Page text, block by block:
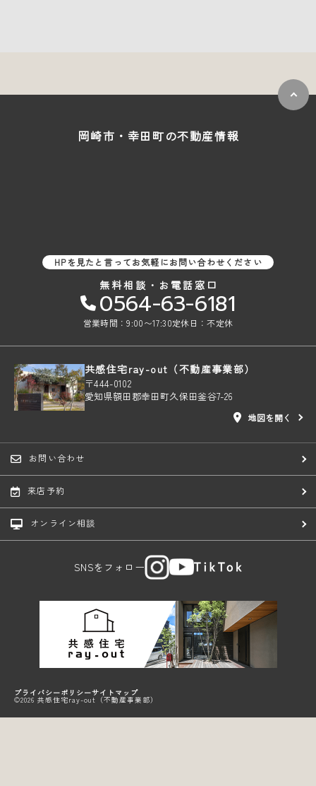
岡崎市・幸田町の不動産情報
HPを見たと言ってお気軽にお問い合わせください
無料相談・お電話窓口
0564-63-6181
営業時間：9:00〜17:30定休日：不定休
共感住宅ray-out（不動産事業部）
〒444-0102
愛知県額田郡幸田町久保田釜谷7-26
地図を開く
お問い合わせ
来店予約
オンライン相談
SNSをフォロー
プライバシーポリシーサイトマップ
©2026 共感住宅ray-out（不動産事業部）